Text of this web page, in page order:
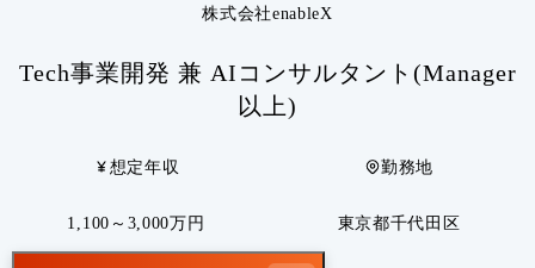
株式会社enableX
Tech事業開発 兼 AIコンサルタント(Manager
以上)
想定年収
1,100～3,000万円
勤務地
東京都千代田区